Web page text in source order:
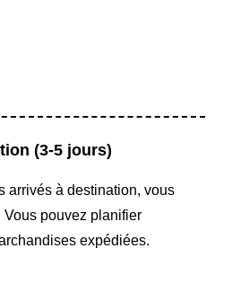
(3-5 jours)
arrivés à destination, vous
Vous pouvez planifier
expédiées.